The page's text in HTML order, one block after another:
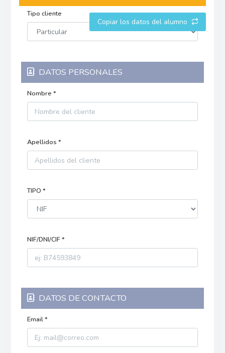
Tipo cliente
DATOS PERSONALES
Nombre *
Apellidos *
TIPO *
NIF/DNI/CIF *
DATOS DE CONTACTO
Email *